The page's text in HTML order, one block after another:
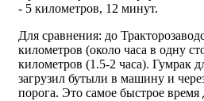
- 5 километров, 12 минут.
Для сравнения: до
километров (около часа в одну
километров (1.5-2 часа). Гумрак
загрузил бутыли в машину и
порога. Это самое быстрое время